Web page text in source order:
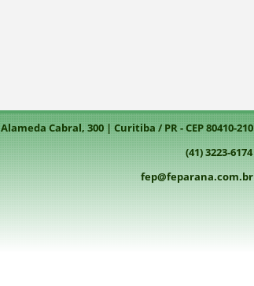
Alameda Cabral, 300 | Curitiba / PR - CEP 80410-210
(41) 3223-6174
fep@feparana.com.br